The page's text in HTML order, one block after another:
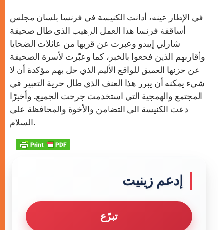
في الإطار عينه، أدانت الكنيسة في فرنسا بلسان مجلس
أساقفة فرنسا هذا العمل الرهيب الذي طال صحيفة
شارلي إيبدو وعبرت عن قربها من عائلات الضحايا
وأقاربهم الذين فجعوا بالخبر، كما وعبّرت لأسرة الصحيفة
عن حزنها العميق للواقع الأليم الذي حل بهم مؤكدة أن لا
شيء يمكنه أن يبرر هذا العنف الذي طال حرية التعبير في
المجتمع والهمجية التي استخدمت جرحت الجميع. وأخيرًا
دعت الكنيسة الى التضامن والأخوة والمحافظة على
السلام.
إدعم زينيت
تبرّع